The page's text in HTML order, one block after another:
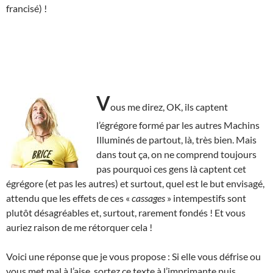
francisé) !
Vous me direz, OK, ils captent
l’égrégore formé par les autres Machins
Illuminés de partout, là, très bien. Mais
dans tout ça, on ne comprend toujours
pas pourquoi ces gens là captent cet
égrégore (et pas les autres) et surtout, quel est le but envisagé,
attendu que les effets de ces « cassages » intempestifs sont
plutôt désagréables et, surtout, rarement fondés ! Et vous
auriez raison de me rétorquer cela !
Voici une réponse que je vous propose : Si elle vous défrise ou
vous met mal à l’aise, sortez ce texte à l’imprimante puis